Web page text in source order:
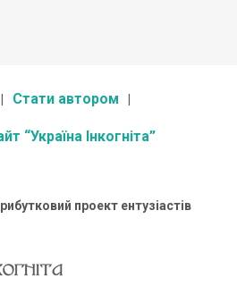
Стати автором
“Україна Інкогніта”
проект ентузіастів